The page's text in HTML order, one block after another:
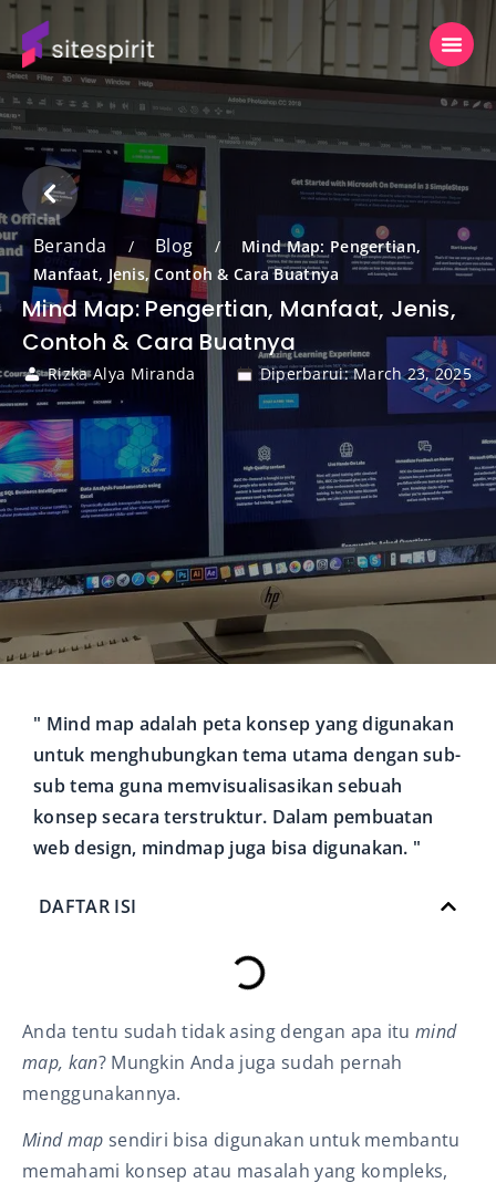
Beranda / Blog /
Mind Map: Pengertian,
Manfaat, Jenis, Contoh & Cara Buatnya
Mind Map: Pengertian, Manfaat, Jenis,
Contoh & Cara Buatnya
Rizka Alya Miranda Diperbarui: March 23, 2025
" Mind map adalah peta konsep yang digunakan
untuk menghubungkan tema utama dengan sub-
sub tema guna memvisualisasikan sebuah
konsep secara terstruktur. Dalam pembuatan
web design, mindmap juga bisa digunakan. "
DAFTAR ISI
Anda tentu sudah tidak asing dengan apa itumind
map, kan? Mungkin Anda juga sudah pernah
menggunakannya.
Mind map sendiri bisa digunakan untuk membantu
memahami konsep atau masalah yang kompleks,